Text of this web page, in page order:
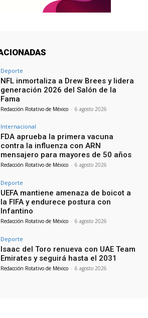
Deporte
NFL inmortaliza a Drew Brees y lidera
generación 2026 del Salón de la
Fama
Redacción Rotativo de México - 6 agosto 2026
Internacional
FDA aprueba la primera vacuna
contra la influenza con ARN
mensajero para mayores de 50 años
Redacción Rotativo de México - 6 agosto 2026
Deporte
UEFA mantiene amenaza de boicot a
la FIFA y endurece postura con
Infantino
Redacción Rotativo de México - 6 agosto 2026
Deporte
Isaac del Toro renueva con UAE Team
Emirates y seguirá hasta el 2031
Redacción Rotativo de México - 6 agosto 2026